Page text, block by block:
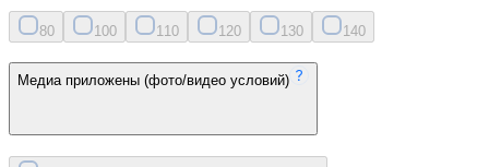
80 100 11 0 120 130 140
Медиа приложены (фото/видео условий)